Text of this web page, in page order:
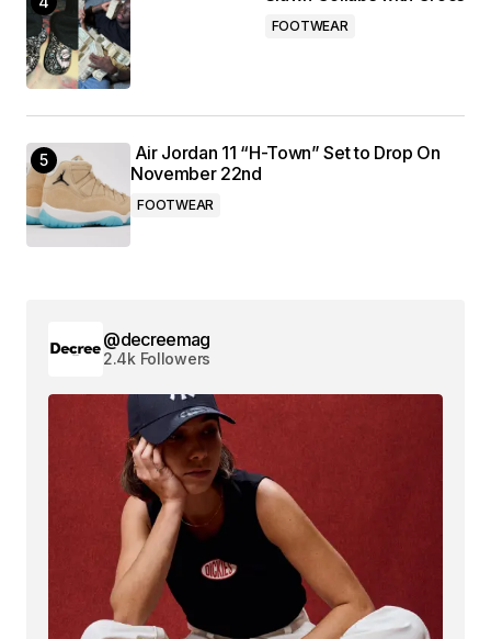
FOOTWEAR
Air Jordan 11 “H-Town” Set to Drop On
November 22nd
FOOTWEAR
@decreemag
2.4k Followers